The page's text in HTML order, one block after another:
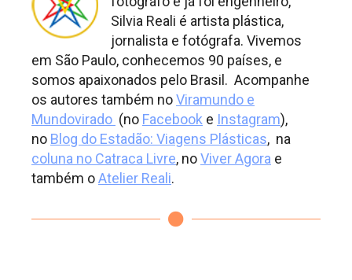
Silvia Reali é artista plástica,
jornalista e fotógrafa. Vivemos
em São Paulo, conhecemos 90 países, e
somos apaixonados pelo Brasil. Acompanhe
os autores também noViramundo e
Mundovirado (no Facebook e Instagram),
no Blog do Estadão: Viagens Plásticas, na
coluna no Catraca Livre, noViver Agora e
também oAtelier Reali.